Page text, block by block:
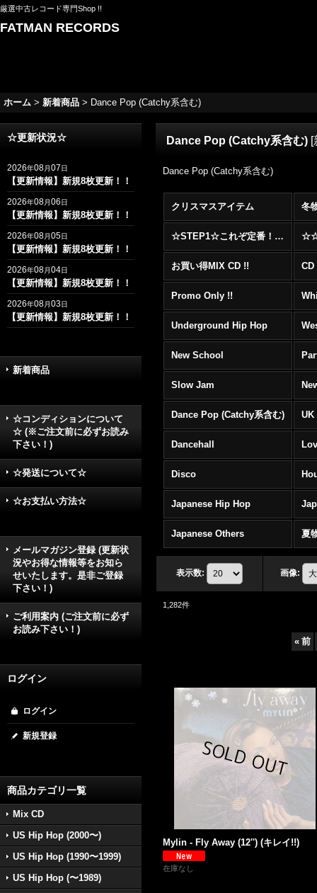
厳選中古レコード専門Shop !!
FATMAN RECORDS
ホーム > 新着商品 > Dance Pop (Catchy系含む)
☆更新状況☆
2026年08月07日
【更新情報】新規8枚更新！！
2026年08月06日
【更新情報】新規8枚更新！！
2026年08月05日
【更新情報】新規8枚更新！！
2026年08月04日
【更新情報】新規8枚更新！！
2026年08月03日
【更新情報】新規8枚更新！！
新着商品
☆コンディションについて
☆ (※ご注文前に必ずお読み
下さい！)
☆発送について☆
☆お支払い方法☆
メールマガジン登録 (更新状
況やお得な情報等をお知ら
せいたします。是非ご登録
下さい！)
ご利用案内 (ご注文前に必ず
お読み下さい！)
ログイン
ログイン
新規登録
商品カテゴリ一覧
Mix CD
US Hip Hop (2000〜)
US Hip Hop (1990〜1999)
US Hip Hop (〜1989)
Dance Pop (Catchy系含む) [
Dance Pop (Catchy系含む)
クリスマスアイテム 冬
☆STEP1☆これぞ定番！！まずはここから！2000年代R&BフロアヒットBest 100 !!!
お買い得MIX CD !!
Promo Only !!
Underground Hip Hop
New School
Slow Jam
Dance Pop (Catchy系含む) UK
Dancehall
Disco
Japanese Hip Hop
Japanese Others 夏
表示数: 画像:
1,282件
« 前
Mylin - Fly Away (12'') (キレイ!!)
在庫なし